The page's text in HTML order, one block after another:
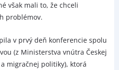
však mali to, že chceli
problémov.
v prvý deň konferencie spolu
(z Ministerstva vnútra Českej
migračnej politiky), ktorá